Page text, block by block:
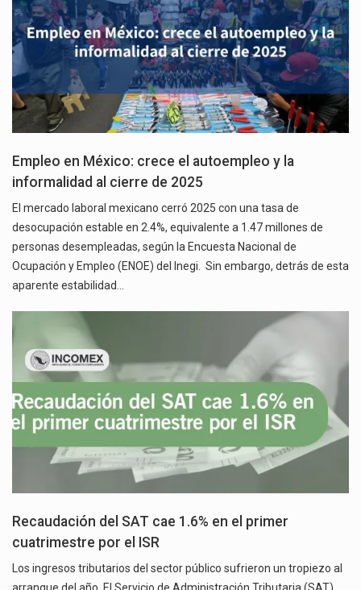
Empleo en México: crece el autoempleo y la
informalidad al cierre de 2025
El mercado laboral mexicano cerró 2025 con una tasa de
desocupación estable en 2.4%, equivalente a 1.47 millones de
personas desempleadas, según la Encuesta Nacional de
Ocupación y Empleo (ENOE) del Inegi. Sin embargo, detrás de esta
aparente estabilidad…
Recaudación del SAT cae 1.6% en el primer
cuatrimestre por el ISR
Los ingresos tributarios del sector público sufrieron un tropiezo al
arranque del año. El Servicio de Administración Tributaria (SAT)